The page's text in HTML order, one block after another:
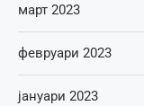
март 2023
февруари 2023
јануари 2023